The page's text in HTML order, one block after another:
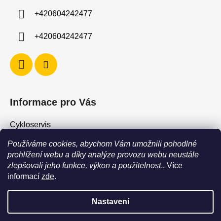
Používáme cookies, abychom Vám umožnili pohodlné
prohlížení webu a díky analýze provozu webu neustále
zlepšovali jeho funkce, výkon a použitelnost.. Více
informací zde.
Nastavení
POZOR - stav zboží SKLADEM neodpovídá stavu na prodejně. Při
+420604242477
+420604242477
Informace pro Vás
Cykloservis
Skiservis
Obchodní podmínky
Podmínky ochrany osobních údajů